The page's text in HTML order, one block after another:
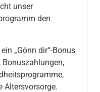
unser
den
„Gönn dir“-Bonus
Bonuszahlungen,
Altersvorsorge.